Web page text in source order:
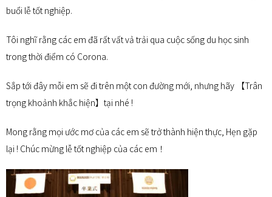
buổi lễ tốt nghiệp.
Tôi nghĩ rằng các em đã rất vất vả trải qua cuộc sống du học sinh
trong thời điểm có Corona.
Sắp tới đây mỗi em sẽ đi trên một con đường mới, nhưng hãy 【Trân
trọng khoảnh khắc hiện】tại nhé !
Mong rằng mọi ước mơ của các em sẽ trở thành hiện thực, Hẹn gặp
lại ! Chúc mừng lễ tốt nghiệp của các em！